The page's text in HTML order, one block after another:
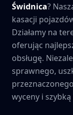
Świdnica?
kasacji
Działamy na
oferując
obsługę.
sprawnego,
wyceny i